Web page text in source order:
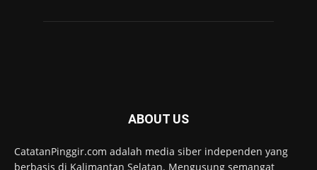
ABOUT US
CatatanPinggir.com adalah media siber independen yang
berbasis di Kalimantan Selatan. Mengusung semangat